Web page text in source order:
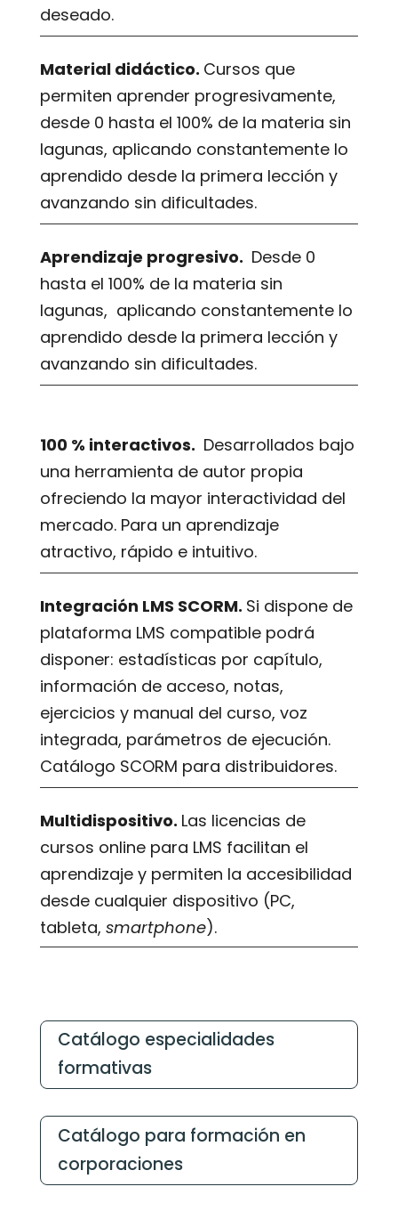
deseado.
Material didáctico. Cursos que
permiten aprender progresivamente,
desde 0 hasta el 100% de la materia sin
lagunas, aplicando constantemente lo
aprendido desde la primera lección y
avanzando sin dificultades.
Aprendizaje progresivo. Desde 0
hasta el 100% de la materia sin
lagunas, aplicando constantemente lo
aprendido desde la primera lección y
avanzando sin dificultades.
100 % interactivos. Desarrollados bajo
una herramienta de autor propia
ofreciendo la mayor interactividad del
mercado. Para un aprendizaje
atractivo, rápido e intuitivo.
Integración LMS SCORM. Si dispone de
plataforma LMS compatible podrá
disponer: estadísticas por capítulo,
información de acceso, notas,
ejercicios y manual del curso, voz
integrada, parámetros de ejecución.
Catálogo SCORM para distribuidores.
Multidispositivo. Las licencias de
cursos online para LMS facilitan el
aprendizaje y permiten la accesibilidad
desde cualquier dispositivo (PC,
tableta, smartphone).
Catálogo especialidades
formativas
Catálogo para formación en
corporaciones